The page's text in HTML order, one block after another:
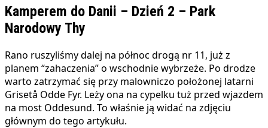
Kamperem do Danii – Dzień 2 – Park
Narodowy Thy
Rano ruszyliśmy dalej na północ drogą nr 11, już z
planem “zahaczenia” o wschodnie wybrzeże. Po drodze
warto zatrzymać się przy malowniczo położonej latarni
Grisetå Odde Fyr. Leży ona na cypelku tuż przed wjazdem
na most Oddesund. To właśnie ją widać na zdjęciu
głównym do tego artykułu.